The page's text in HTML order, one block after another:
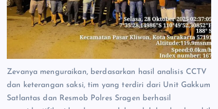
Zevanya menguraikan, berdasarkan hasil analisis CCTV
dan keterangan saksi, tim yang terdiri dari Unit Gakkum
Satlantas dan Resmob Polres Sragen berhasil